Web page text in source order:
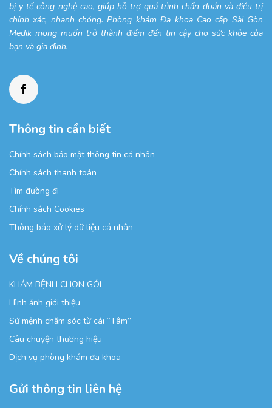
bị y tế công nghệ cao, giúp hỗ trợ quá trình chẩn đoán và điều trị
chính xác, nhanh chóng. Phòng khám Đa khoa Cao cấp Sài Gòn
Medik mong muốn trở thành điểm đến tin cậy cho sức khỏe của
bạn và gia đình.
Thông tin cần biết
Chính sách bảo mật thông tin cá nhân
Chính sách thanh toán
Tìm đường đi
Chính sách Cookies
Thông báo xử lý dữ liệu cá nhân
Về chúng tôi
KHÁM BỆNH CHỌN GÓI
Hình ảnh giới thiệu
Sứ mệnh chăm sóc từ cái “Tâm”
Câu chuyện thương hiệu
Dịch vụ phòng khám đa khoa
Gửi thông tin liên hệ